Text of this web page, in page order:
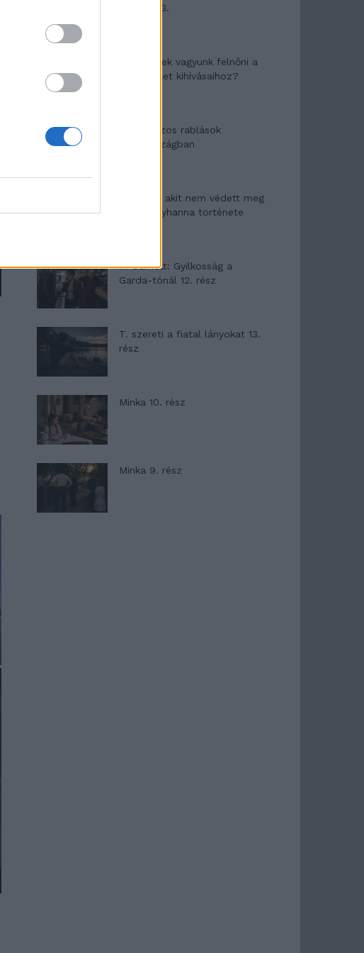
mítosza 3.
Képtelenek vagyunk felnőni a
felnőtt élet kihívásaihoz?
Altatógázos rablások
Olaszországban
A kislány, akit nem védett meg
senki – Lyhanna története
T. Barnett: Gyilkosság a
Garda-tónál 12. rész
T. szereti a fiatal lányokat 13.
rész
Minka 10. rész
Minka 9. rész